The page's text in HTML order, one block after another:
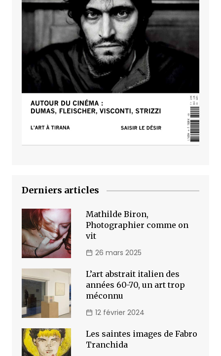
Derniers articles
Mathilde Biron,
Photographier comme on
vit
26 mars 2025
L’art abstrait italien des
années 60-70, un art trop
méconnu
12 février 2024
Les saintes images de Fabro
Tranchida